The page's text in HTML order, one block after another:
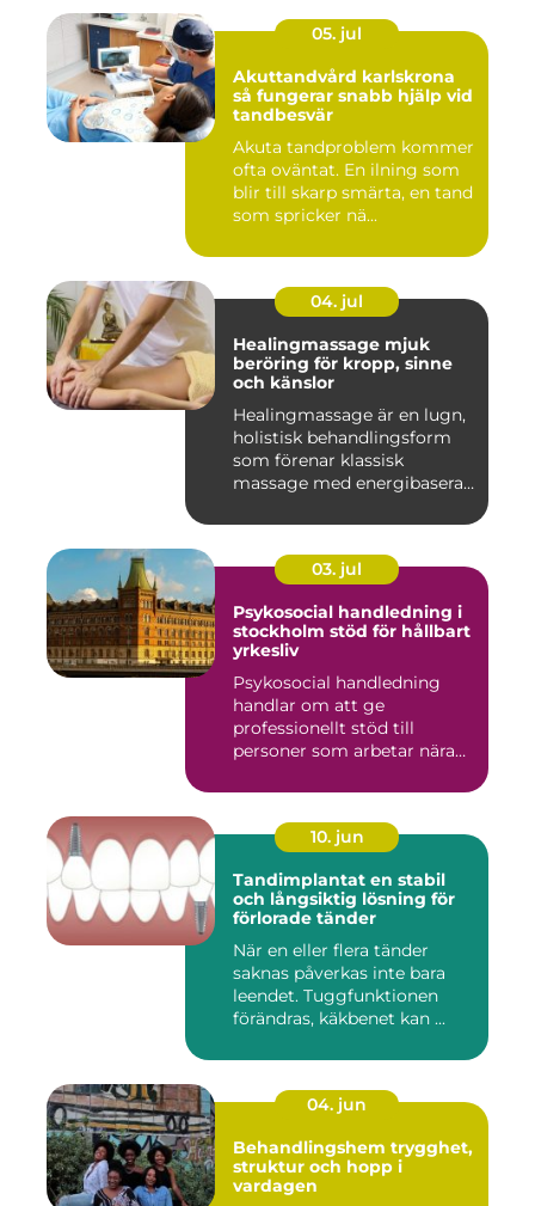
05. jul
Akuttandvård karlskrona
så fungerar snabb hjälp vid
tandbesvär
Akuta tandproblem kommer
ofta oväntat. En ilning som
blir till skarp smärta, en tand
som spricker nä...
04. jul
Healingmassage mjuk
beröring för kropp, sinne
och känslor
Healingmassage är en lugn,
holistisk behandlingsform
som förenar klassisk
massage med energibaserad
03. jul
Psykosocial handledning i
stockholm stöd för hållbart
yrkesliv
Psykosocial handledning
handlar om att ge
professionellt stöd till
personer som arbetar nära
10. jun
Tandimplantat en stabil
och långsiktig lösning för
förlorade tänder
När en eller flera tänder
saknas påverkas inte bara
leendet. Tuggfunktionen
förändras, käkbenet kan ...
04. jun
Behandlingshem trygghet,
struktur och hopp i
vardagen